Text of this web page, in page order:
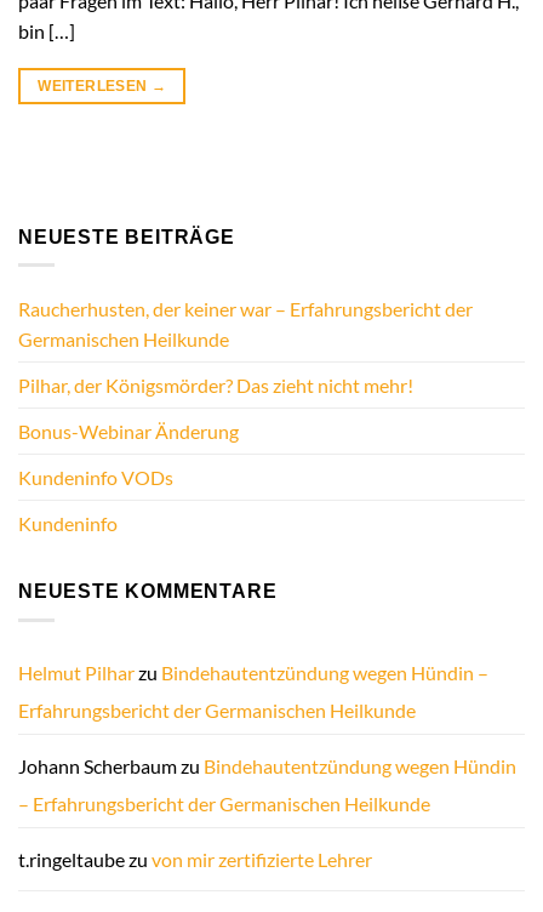
bin […]
WEITERLESEN →
NEUESTE BEITRÄGE
Raucherhusten, der keiner war – Erfahrungsbericht der
Germanischen Heilkunde
Pilhar, der Königsmörder? Das zieht nicht mehr!
Bonus-Webinar Änderung
Kundeninfo VODs
Kundeninfo
NEUESTE KOMMENTARE
Helmut Pilharzu Bindehautentzündung wegen Hündin –
Erfahrungsbericht der Germanischen Heilkunde
Johann Scherbaumzu Bindehautentzündung wegen Hündin
– Erfahrungsbericht der Germanischen Heilkunde
t.ringeltaubezu von mir zertifizierte Lehrer